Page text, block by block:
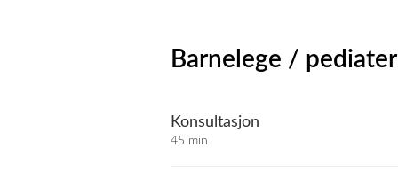
Barnelege / pediater
Konsultasjon
45 min